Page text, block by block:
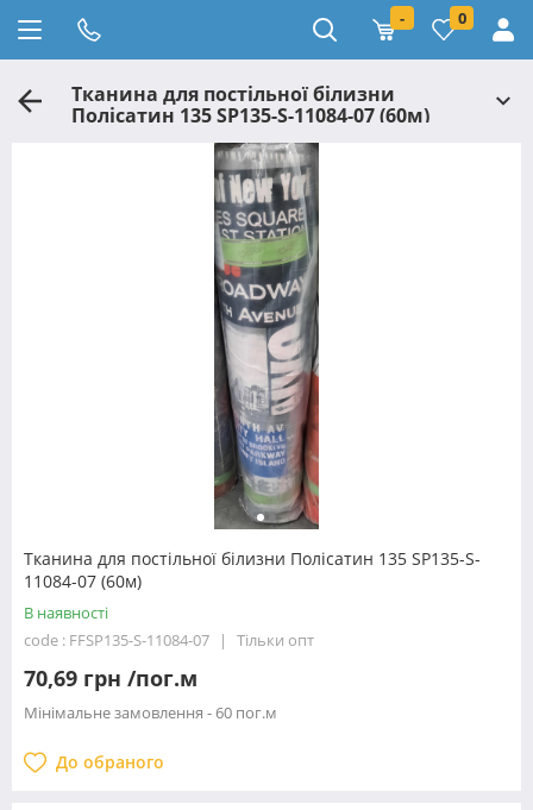
- 0
Тканина для постільної білизни
Полісатин 135 SP135-S-11084-07 (60м)
Тканина для постільної білизни Полісатин 135 SP135-S-
11084-07 (60м)
В наявності
code : FFSP135-S-11084-07
Тільки опт
70,69 грн /пог.м
Мінімальне замовлення - 60 пог.м
До обраного